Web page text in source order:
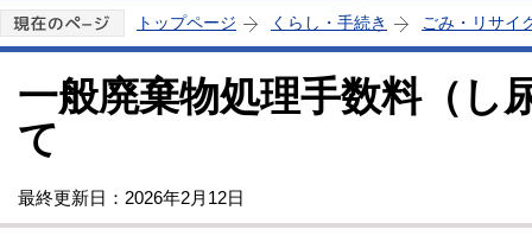
トップページ くらし・手続き ごみ・リサイ
一般廃棄物処理手数料（し
て
最終更新日：2026年2月12日